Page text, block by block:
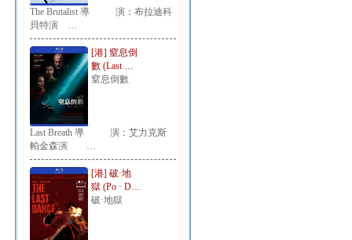
The Brutalist 導 演：布拉迪科
貝特演 …
[港] 窒息倒
數 (Last …
窒息倒數
Last Breath 導 演：艾力克斯
帕金森演 …
[港] 破·地
獄 (Po · D…
破·地獄